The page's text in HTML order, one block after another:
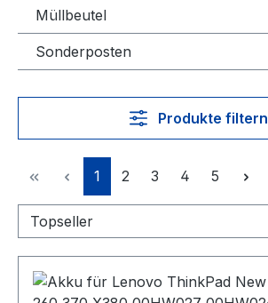
Müllbeutel
Sonderposten
Produkte filtern
Seite
1 Seite
2 Seite
3 Seite
4 Seite
5